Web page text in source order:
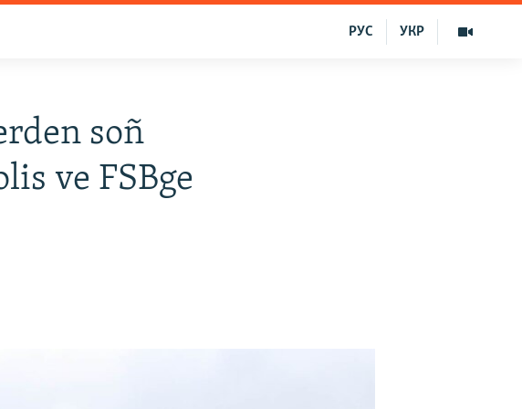
УКР
РУС
soñ
ve FSBge